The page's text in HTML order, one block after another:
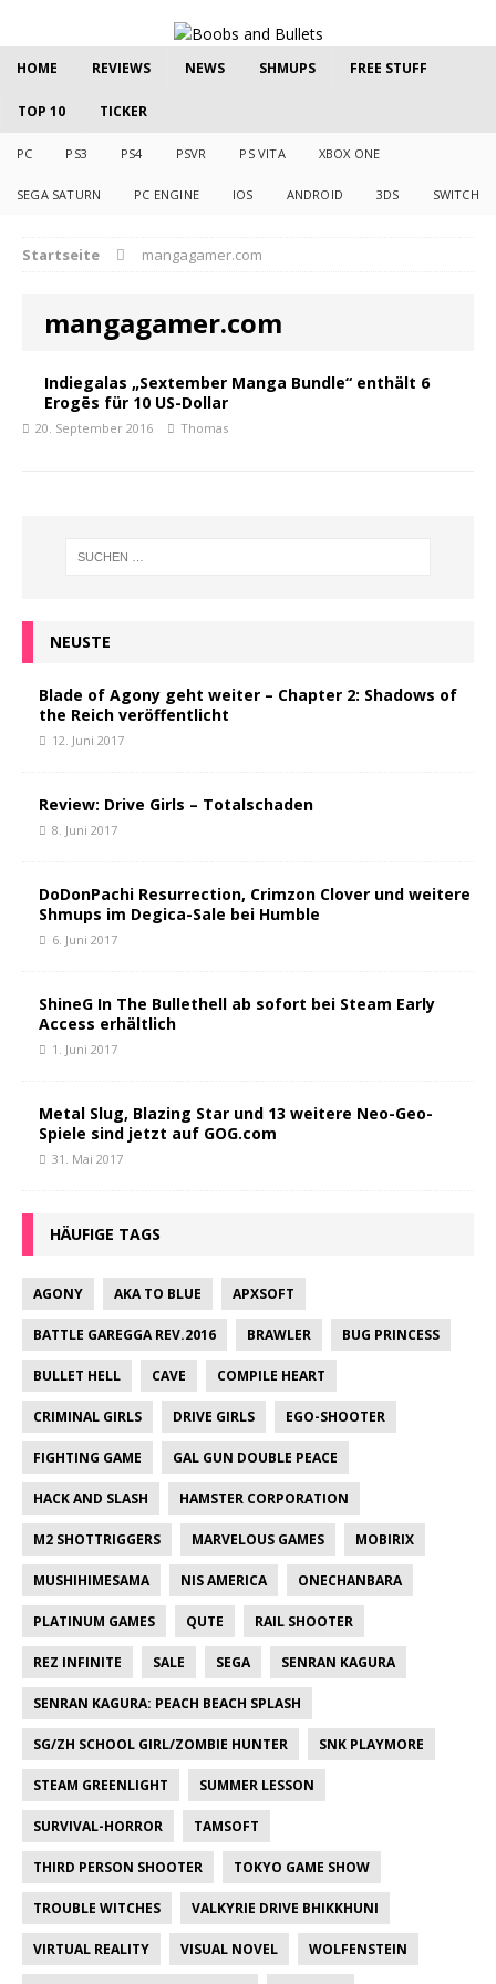
HOME REVIEWS NEWS SHMUPS FREE STUFF
TOP 10 TICKER
PC PS3 PS4 PSVR PS VITA XBOX ONE
SEGA SATURN PC ENGINE IOS ANDROID 3DS SWITCH
Startseite mangagamer.com
mangagamer.com
Indiegalas „Sextember Manga Bundle“ enthält 6
Erogēs für 10 US-Dollar
20. September 2016 Thomas
NEUSTE
Blade of Agony geht weiter – Chapter 2: Shadows of
the Reich veröffentlicht
12. Juni 2017
Review: Drive Girls – Totalschaden
8. Juni 2017
DoDonPachi Resurrection, Crimzon Clover und weitere
Shmups im Degica-Sale bei Humble
6. Juni 2017
ShineG In The Bullethell ab sofort bei Steam Early
Access erhältlich
1. Juni 2017
Metal Slug, Blazing Star und 13 weitere Neo-Geo-
Spiele sind jetzt auf GOG.com
31. Mai 2017
HÄUFIGE TAGS
AGONY AKA TO BLUE APXSOFT
BATTLE GAREGGA REV.2016 BRAWLER BUG PRINCESS
BULLET HELL CAVE COMPILE HEART
CRIMINAL GIRLS DRIVE GIRLS EGO-SHOOTER
FIGHTING GAME GAL GUN DOUBLE PEACE
HACK AND SLASH HAMSTER CORPORATION
M2 SHOTTRIGGERS MARVELOUS GAMES MOBIRIX
MUSHIHIMESAMA NIS AMERICA ONECHANBARA
PLATINUM GAMES QUTE RAIL SHOOTER
REZ INFINITE SALE SEGA SENRAN KAGURA
SENRAN KAGURA: PEACH BEACH SPLASH
SG/ZH SCHOOL GIRL/ZOMBIE HUNTER SNK PLAYMORE
STEAM GREENLIGHT SUMMER LESSON
SURVIVAL-HORROR TAMSOFT
THIRD PERSON SHOOTER TOKYO GAME SHOW
TROUBLE WITCHES VALKYRIE DRIVE BHIKKHUNI
VIRTUAL REALITY VISUAL NOVEL WOLFENSTEIN